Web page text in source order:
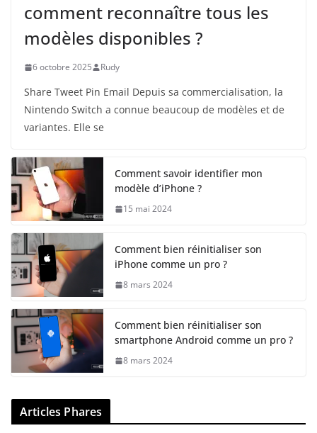
comment reconnaître tous les
modèles disponibles ?
6 octobre 2025 Rudy
Share Tweet Pin Email Depuis sa commercialisation, la
Nintendo Switch a connue beaucoup de modèles et de
variantes. Elle se
Comment savoir identifier mon
modèle d’iPhone ?
15 mai 2024
Comment bien réinitialiser son
iPhone comme un pro ?
8 mars 2024
Comment bien réinitialiser son
smartphone Android comme un pro ?
8 mars 2024
Articles Phares